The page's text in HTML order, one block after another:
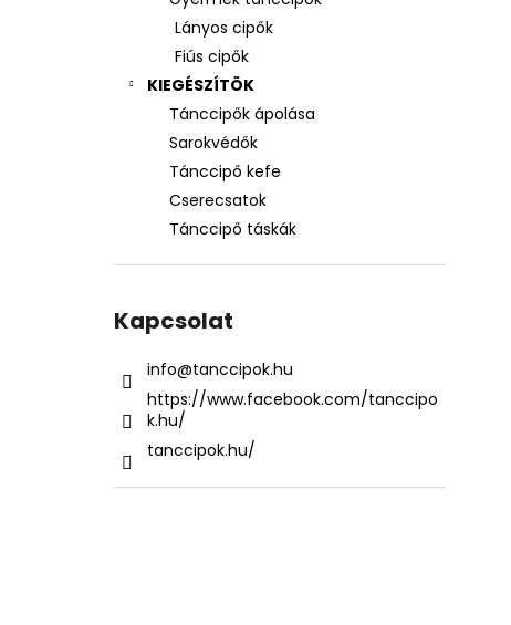
Lányos cipők
Fiús cipők
KIEGÉSZÍTÖK
Tánccipők ápolása
Sarokvédők
Tánccipő kefe
Cserecsatok
Tánccipő táskák
Kapcsolat
info@tanccipok.hu
https://www.facebook.com/tanccipo
k.hu/
tanccipok.hu/